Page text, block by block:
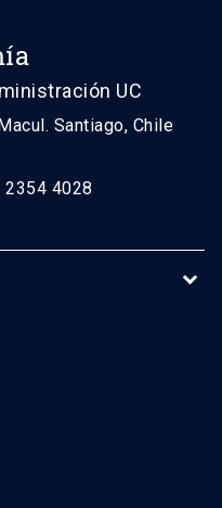
UC
Santiago, Chile
4028